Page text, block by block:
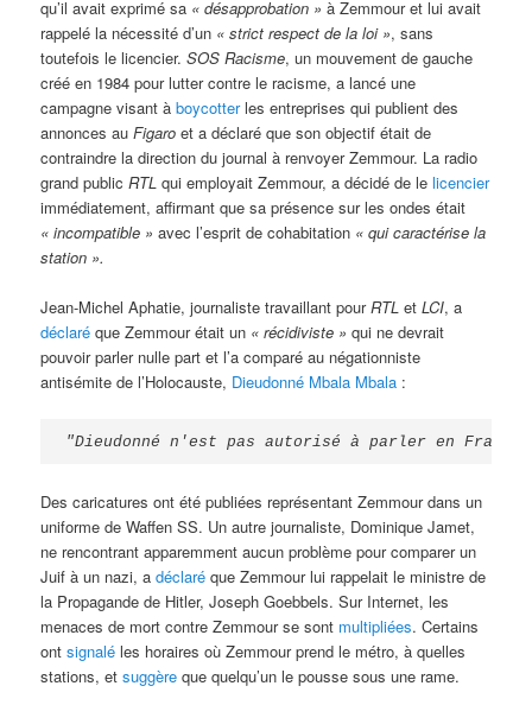
qu’il avait exprimé sa « désapprobation » à Zemmour et lui avait
rappelé la nécessité d’un « strict respect de la loi », sans
toutefois le licencier.SOS Racisme, un mouvement de gauche
créé en 1984 pour lutter contre le racisme, a lancé une
campagne visant àboycotterles entreprises qui publient des
annonces auFigaro et a déclaré que son objectif était de
contraindre la direction du journal à renvoyer Zemmour. La radio
grand publicRTL qui employait Zemmour, a décidé de lelicencier
immédiatement, affirmant que sa présence sur les ondes était
« incompatible » avec l’esprit de cohabitation « qui caractérise la
station ».
Jean-Michel Aphatie, journaliste travaillant pourRTL etLCI, a
déclaré que Zemmour était un « récidiviste » qui ne devrait
pouvoir parler nulle part et l’a comparé au négationniste
antisémite de l’Holocauste, Dieudonné Mbala Mbala :
"Dieudonné n'est pas autorisé à parler en
Des caricatures ont été publiées représentant Zemmour dans un
uniforme de Waffen SS. Un autre journaliste, Dominique Jamet,
ne rencontrant apparemment aucun problème pour comparer un
Juif à un nazi, adéclaré que Zemmour lui rappelait le ministre de
la Propagande de Hitler, Joseph Goebbels. Sur Internet, les
menaces de mort contre Zemmour se sont multipliées. Certains
ontsignalé les horaires où Zemmour prend le métro, à quelles
stations, etsuggère que quelqu’un le pousse sous une rame.